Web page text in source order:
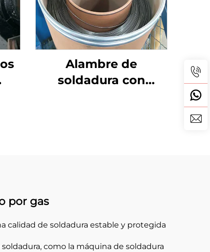
Alambre de
soldadura con
por gas
calidad de soldadura estable y protegida
como la máquina de soldadura